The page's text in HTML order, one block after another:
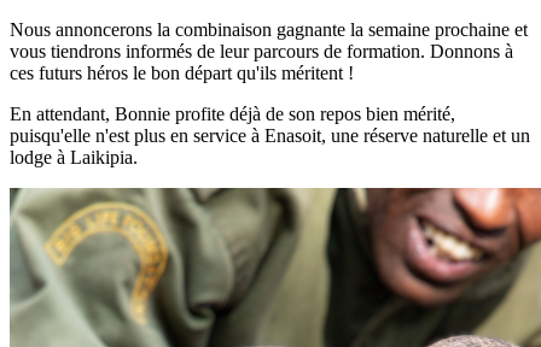
Nous annoncerons la combinaison gagnante la semaine prochaine et
vous tiendrons informés de leur parcours de formation. Donnons à
ces futurs héros le bon départ qu'ils méritent !
En attendant, Bonnie profite déjà de son repos bien mérité,
puisqu'elle n'est plus en service à Enasoit, une réserve naturelle et un
lodge à Laikipia.